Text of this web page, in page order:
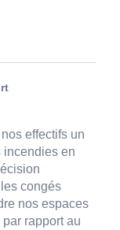
effectifs un
incendies en
congés
nos espaces
rapport au